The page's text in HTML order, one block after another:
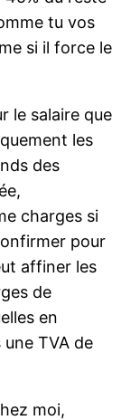
tu vos
si il force le
le salaire que
les
des
charges si
pour
affiner les
de
en
TVA de
moi,